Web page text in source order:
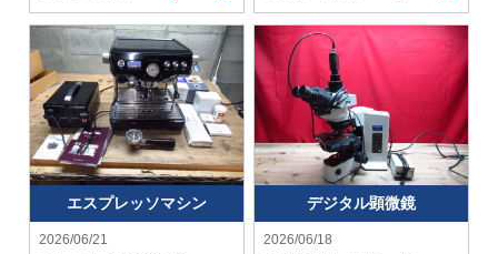
エスプレッソマシン
2026/06/21
デジタル顕微鏡
2026/06/18